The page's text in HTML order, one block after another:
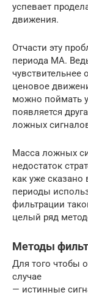
успевает
движения.
Отчасти эту
периода МА.
чувствительнее
ценовое
можно поймать
появляется
ложных
Масса ложных
недостаток
как уже
периоды
фильтрации
целый ряд
Методы
Для того чтобы
случае
— истинные